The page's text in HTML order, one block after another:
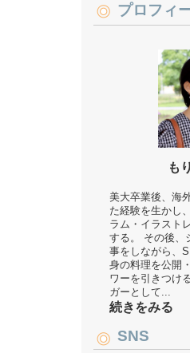
プロフィ
も
美大卒業後、海
た経験を生かし
ラム・イラスト
する。 その後、
事をしながら、
身の料理を公開
ワーを引きつけ
ガーとして...
続きをみる
SNS